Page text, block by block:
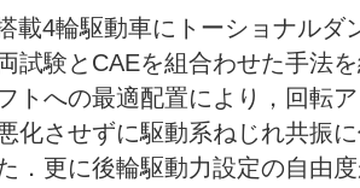
載4輪駆動車にトーショナルダ
試験とCAEを組合わせた手法
トへの最適配置により，回転
化させずに駆動系ねじれ共振
．更に後輪駆動力設定の自由